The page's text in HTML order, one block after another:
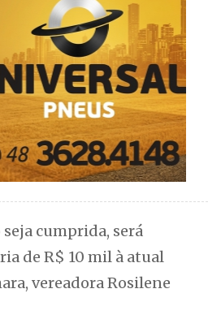
seja cumprida, será
de R$ 10 mil à atual
vereadora Rosilene